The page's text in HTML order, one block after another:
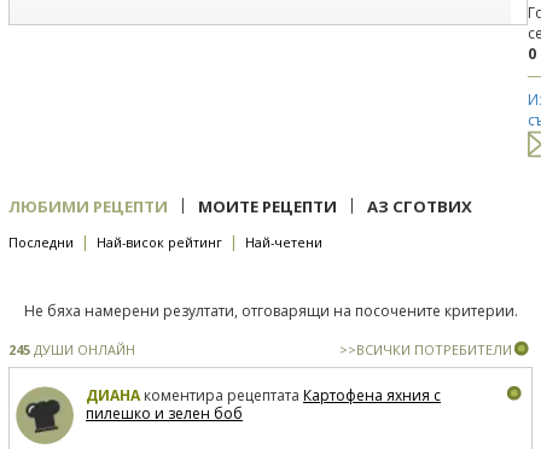
0
ЛЮБИМИ РЕЦЕПТИ | МОИТЕ РЕЦЕПТИ | АЗ СГОТВИХ
Последни | Най-висок рейтинг | Най-четени
Не бяха намерени резултати, отговарящи на посочените критерии.
245 ДУШИ ОНЛАЙН >>ВСИЧКИ ПОТРЕБИТЕЛИ
ДИАНАкоментира рецептата Картофена яхния с
пилешко и зелен боб